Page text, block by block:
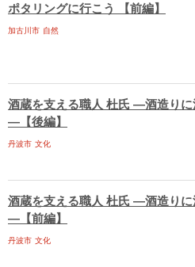
ポタリングに行こう 【前編】
加古川市 自然
酒蔵を支える職人 杜氏 ―酒造りに
―【後編】
丹波市 文化
酒蔵を支える職人 杜氏 ―酒造りに
―【前編】
丹波市 文化